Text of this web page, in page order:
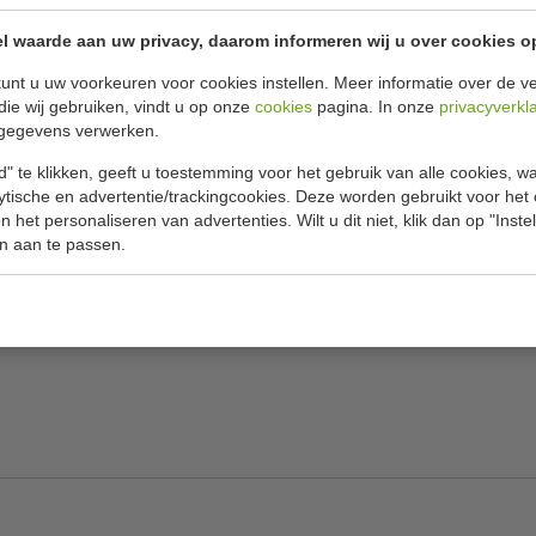
waarde aan uw privacy, daarom informeren wij u over cookies
u uw voorkeuren voor cookies instellen. Meer informatie over de
wij gebruiken, vindt u op onze cookies pagina. In onze
verwerken.
te klikken, geeft u toestemming voor het gebruik van alle cookies,
en advertentie/trackingcookies. Deze worden gebruikt voor het
het personaliseren van advertenties. Wilt u dit niet, klik dan op
aan te passen.
Het mes is vakkundig gemaakt, met een
waardoor het mes zeer duurzaam is. Het RVS
het lemmet extreem scherm maakt en
mes van Vogue Tsuki is een
heft biedt een comfortabele grip. Vogue
dit mes is een perfecte aanvulling op uw
van 60
Model
Materiaal